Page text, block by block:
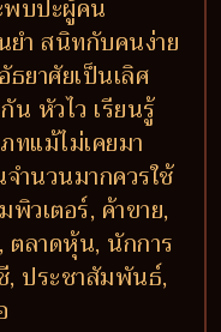
พบปะผู้คน
ยำ สนิทกับคนง่าย
ยาศัยเป็นเลิศ
น หัวไว เรียนรู้
ทแม้ไม่เคยมา
ำนวนมากควรใช้
วเตอร์, ค้าขาย,
ลาดหุ้น, นักการ
ประชาสัมพันธ์,